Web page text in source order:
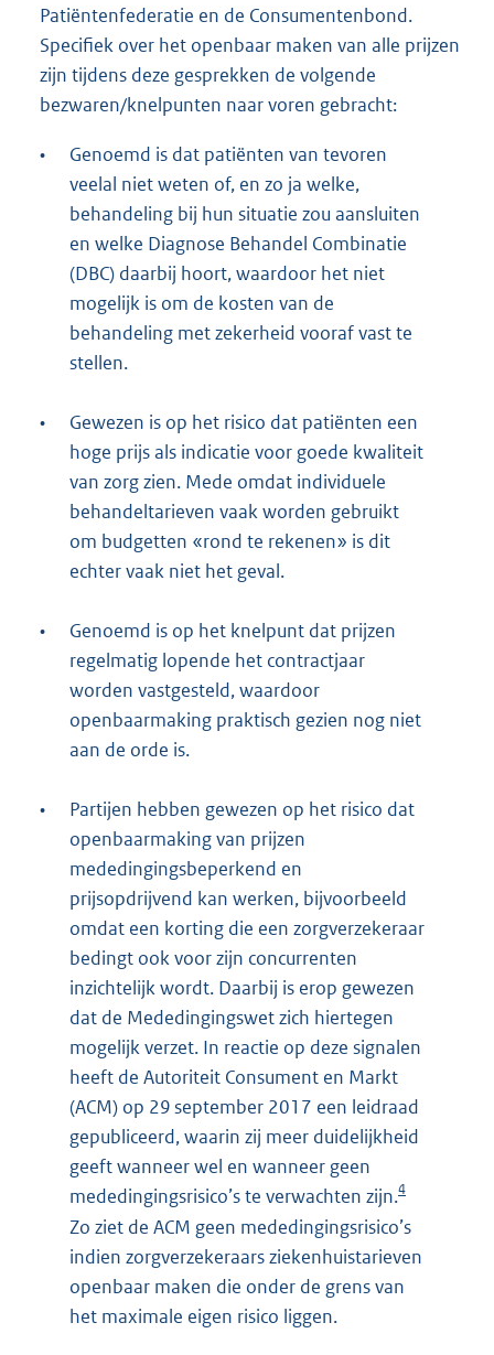
Patiëntenfederatie en de Consumentenbond.
Specifiek over het openbaar maken van alle prijzen
zijn tijdens deze gesprekken de volgende
bezwaren/knelpunten naar voren gebracht:
•
Genoemd is dat patiënten van tevoren
veelal niet weten of, en zo ja welke,
behandeling bij hun situatie zou aansluiten
en welke Diagnose Behandel Combinatie
(DBC) daarbij hoort, waardoor het niet
mogelijk is om de kosten van de
behandeling met zekerheid vooraf vast te
stellen.
•
Gewezen is op het risico dat patiënten een
hoge prijs als indicatie voor goede kwaliteit
van zorg zien. Mede omdat individuele
behandeltarieven vaak worden gebruikt
om budgetten «rond te rekenen» is dit
echter vaak niet het geval.
•
Genoemd is op het knelpunt dat prijzen
regelmatig lopende het contractjaar
worden vastgesteld, waardoor
openbaarmaking praktisch gezien nog niet
aan de orde is.
•
Partijen hebben gewezen op het risico dat
openbaarmaking van prijzen
mededingingsbeperkend en
prijsopdrijvend kan werken, bijvoorbeeld
omdat een korting die een zorgverzekeraar
bedingt ook voor zijn concurrenten
inzichtelijk wordt. Daarbij is erop gewezen
dat de Mededingingswet zich hiertegen
mogelijk verzet. In reactie op deze signalen
heeft de Autoriteit Consument en Markt
(ACM) op 29 september 2017 een leidraad
gepubliceerd, waarin zij meer duidelijkheid
geeft wanneer wel en wanneer geen
mededingingsrisico’s te verwachten zijn.4
Zo ziet de ACM geen mededingingsrisico’s
indien zorgverzekeraars ziekenhuistarieven
openbaar maken die onder de grens van
het maximale eigen risico liggen.